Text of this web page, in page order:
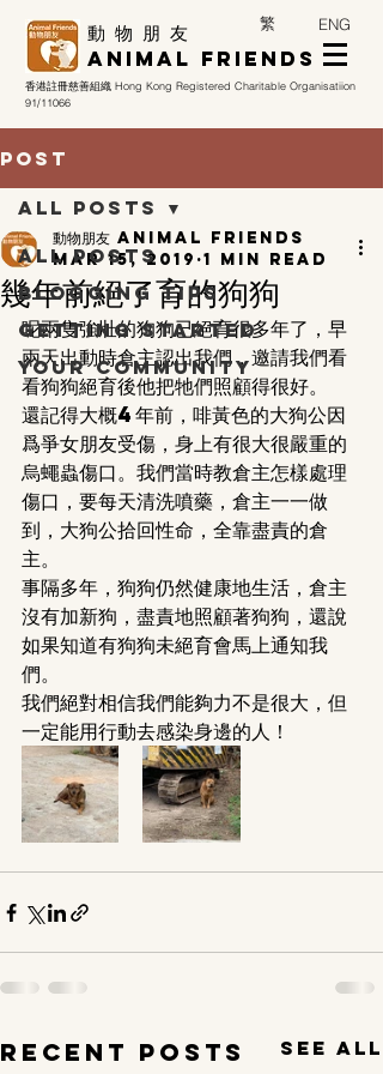
​動 物 朋 友
Animal Friends
繁 ENG
香港註冊慈善組織 Hong Kong Registered Charitable Organisatiion
91/11066
Post
All Posts
Blogging Tips
Getting Started
Your Community
All Posts
幾年前絕了育的狗狗
動物朋友 Animal Friends
Mar 15, 2019 1 min read
呢兩隻強壯的狗狗已絕育很多年了，早
兩天出動時倉主認出我們，邀請我們看
看狗狗絕育後他把牠們照顧得很好。
還記得大概4年前，啡黃色的大狗公因
爲爭女朋友受傷，身上有很大很嚴重的
烏蠅蟲傷口。我們當時教倉主怎樣處理
傷口，要每天清洗噴藥，倉主一一做
到，大狗公拾回性命，全靠盡責的倉
主。
事隔多年，狗狗仍然健康地生活，倉主
沒有加新狗，盡責地照顧著狗狗，還說
如果知道有狗狗未絕育會馬上通知我
們。
我們絕對相信我們能夠力不是很大，但
一定能用行動去感染身邊的人！
Recent Posts See All